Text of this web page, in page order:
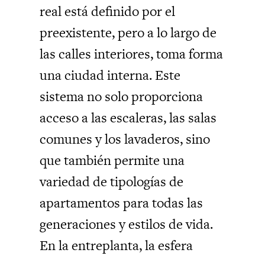
real está definido por el
preexistente, pero a lo largo de
las calles interiores, toma forma
una ciudad interna. Este
sistema no solo proporciona
acceso a las escaleras, las salas
comunes y los lavaderos, sino
que también permite una
variedad de tipologías de
apartamentos para todas las
generaciones y estilos de vida.
En la entreplanta, la esfera